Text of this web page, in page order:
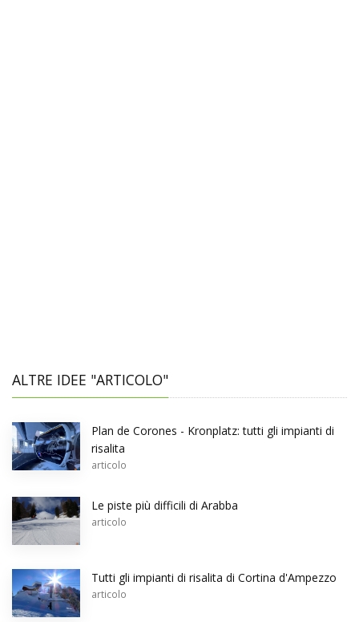
ALTRE IDEE "ARTICOLO"
Plan de Corones - Kronplatz: tutti gli impianti di
risalita
articolo
Le piste più difficili di Arabba
articolo
Tutti gli impianti di risalita di Cortina d'Ampezzo
articolo